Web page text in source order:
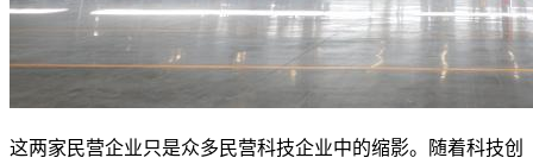
这两家民营企业只是众多民营科技企业中的缩影。随着科技创